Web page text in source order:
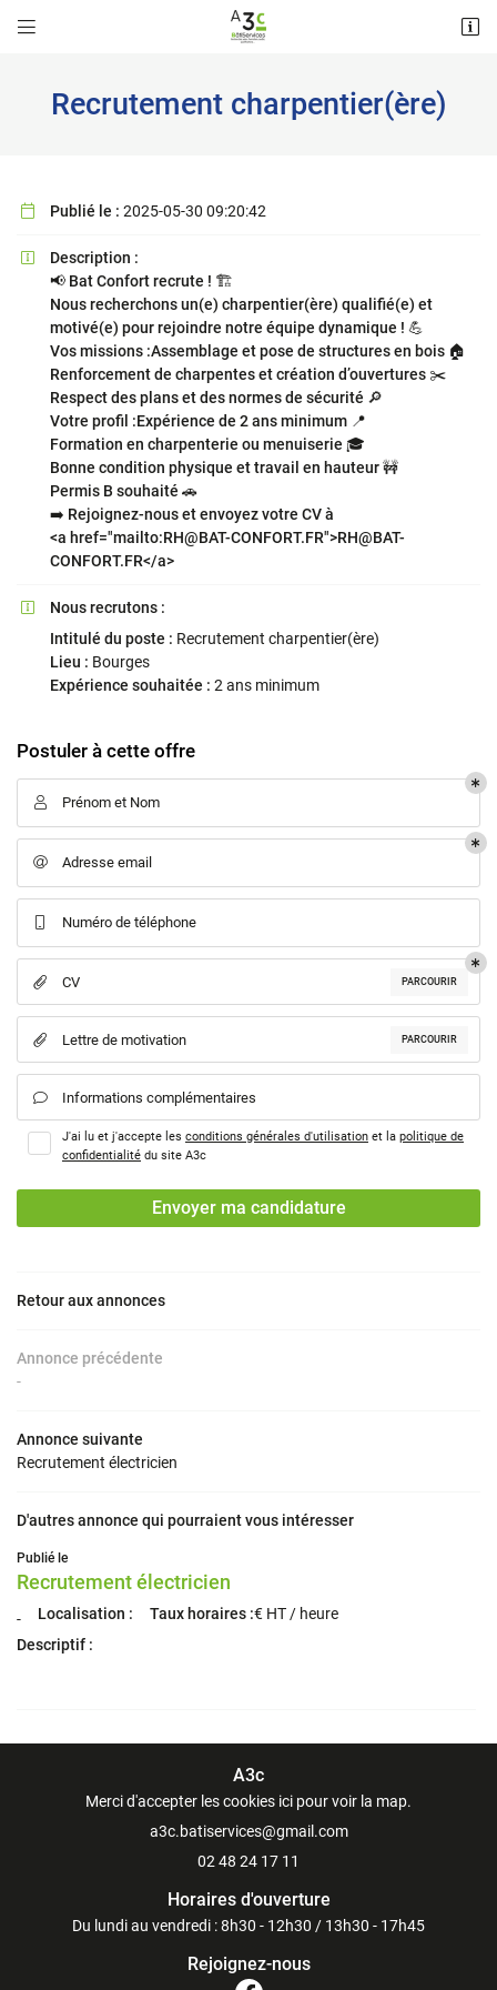

ACCUEIL
PARTENAIRES
PARTENAIRES
ACTUALITÉS
CONTACT

Une question
02 48 24 17 11
Adresse email de réception
Recopier le code ci-contre
Rafraîchir le captcha
l'adresse email indiqué ci-dessus. Vous pouvez vous désinscrire à tout moment en
Inscription
Recrutement charpentier(ère)
 Publié le : 2025-05-30 09:20:42

Description :
📢 Bat Confort recrute ! 🏗
Nous recherchons un(e) charpentier(ère) qualifié(e) et
motivé(e) pour rejoindre notre équipe dynamique ! 💪
Vos missions :Assemblage et pose de structures en bois 🏠
Renforcement de charpentes et création d’ouvertures ✂️
Respect des plans et des normes de sécurité 🔎
Votre profil :Expérience de 2 ans minimum 📍
Formation en charpenterie ou menuiserie 🎓
Bonne condition physique et travail en hauteur 🚧
Permis B souhaité 🚗
➡️ Rejoignez-nous et envoyez votre CV à
<a href="mailto:RH@BAT-CONFORT.FR">RH@BAT-
CONFORT.FR</a>

Nous recrutons :
Intitulé du poste : Recrutement charpentier(ère)
Lieu : Bourges
Expérience souhaitée : 2 ans minimum
Postuler à cette offre
 Prénom et Nom
 Adresse email
Numéro de téléphone
 CV PARCOURIR
 Lettre de motivation PARCOURIR
 Informations complémentaires
J'ai lu et j'accepte les conditions générales d'utilisation et la politique de
confidentialité du site A3c
Envoyer ma candidature
Retour aux annonces
Annonce précédente
-
Annonce suivante
Recrutement électricien
D'autres annonce qui pourraient vous intéresser
Publié le
Recrutement électricien
- Localisation : Taux horaires :€ HT / heure
Descriptif :
A3c
Merci d'accepter les cookies ici pour voir la map.
02 48 24 17 11
Horaires d'ouverture
Du lundi au vendredi : 8h30 - 12h30 / 13h30 - 17h45
Rejoignez-nous